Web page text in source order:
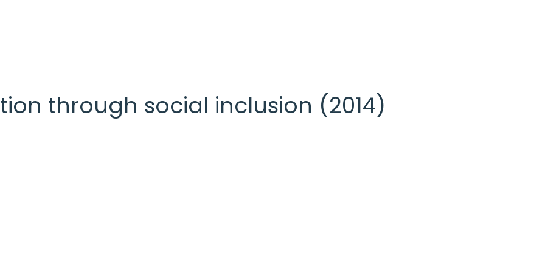
through social inclusion (2014)